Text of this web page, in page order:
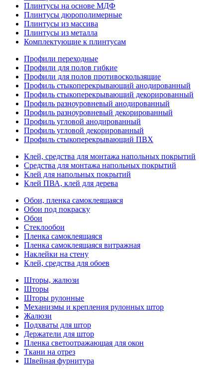
Плинтусы на основе МДФ
Плинтусы дюрополимерные
Плинтусы из массива
Плинтусы из металла
Комплектующие к плинтусам
Профили переходные
Профили для полов гибкие
Профили для полов противоскользящие
Профиль стыкоперекрывающий анодированный
Профиль стыкоперекрывающий декорированный
Профиль разноуровневый анодированный
Профиль разноуровневый декорированный
Профиль угловой анодированный
Профиль угловой декорированный
Профиль стыкоперекрывающий ПВХ
Клей, средства для монтажа напольных покрытий
Средства для монтажа напольных покрытий
Клей для напольных покрытий
Клей ПВА, клей для дерева
Обои, пленка самоклеящаяся
Обои под покраску
Обои
Стеклообои
Пленка самоклеящаяся
Пленка самоклеящаяся витражная
Наклейки на стену
Клей, средства для обоев
Шторы, жалюзи
Шторы
Шторы рулонные
Механизмы и крепления рулонных штор
Жалюзи
Подхваты для штор
Держатели для штор
Пленка светоотражающая для окон
Ткани на отрез
Швейная фурнитура